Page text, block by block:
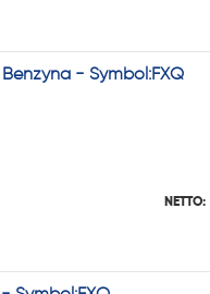
- Symbol:FXQ
NETTO: